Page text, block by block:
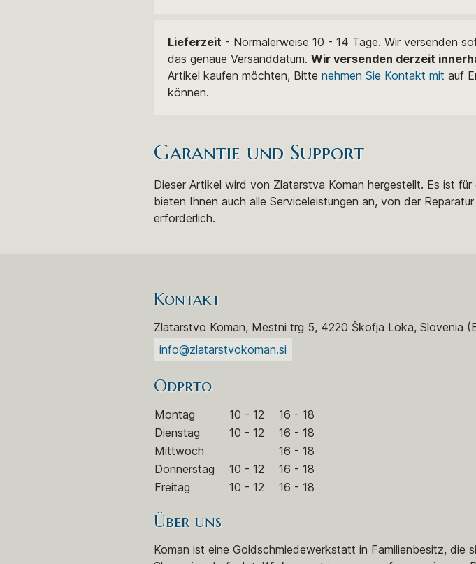
Lieferzeit - Normalerweise 10 - 14 Tage. Wir versenden
das genaue Versanddatum. Wir versenden derzeit
Artikel kaufen möchten, Bitte nehmen Sie Kontakt mit auf
können.
Garantie und Support
Dieser Artikel wird von Zlatarstva Koman hergestellt. Es ist
bieten Ihnen auch alle Serviceleistungen an, von der
erforderlich.
Kontakt
Zlatarstvo Koman, Mestni trg 5, 4220 Škofja Loka, Slovenia
info@zlatarstvokoman.si
Odprto
Montag 10 - 12
16 - 18
Dienstag
10 - 12
16 - 18
Mittwoch
16 - 18
Donnerstag
10 - 12
16 - 18
Freitag
10 - 12 16 - 18
Über uns
Koman ist eine Goldschmiedewerkstatt in Familienbesitz, die